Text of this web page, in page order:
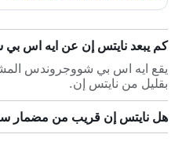
كم يبعد نايتس إن عن ايه اس
بقليل من نايتس إن.
هل نايتس إن قريب من مضمار